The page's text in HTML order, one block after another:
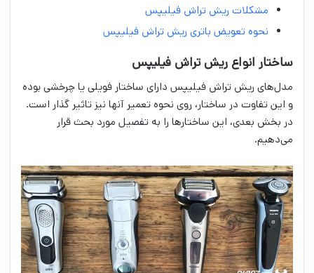
مشکلات ریش تراش فیلیپس
نحوه تعویض باتری ریش تراش فیلیپس
ساختار انواع ریش تراش فیلیپس
مدل‌های ریش تراش فیلیپس دارای ساختار فویلی یا چرخشی بوده
و این تفاوت در ساختار، روی نحوه تعمیر آنها نیز تاثیر گذار است.
در بخش بعدی، این ساختارها را به تفصیل مورد بحث قرار
می‌دهیم.